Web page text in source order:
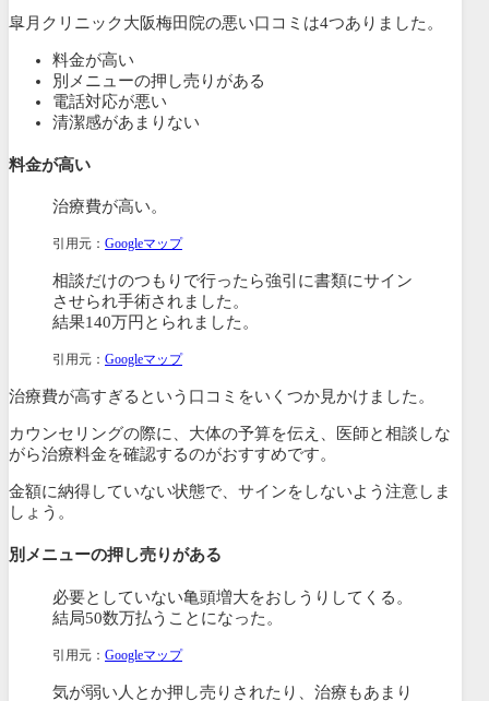
皐月クリニック大阪梅田院の悪い口コミは4つありました。
料金が高い
別メニューの押し売りがある
電話対応が悪い
清潔感があまりない
料金が高い
治療費が高い。
引用元： Googleマップ
相談だけのつもりで行ったら強引に書類にサイン
させられ手術されました。
結果140万円とられました。
引用元： Googleマップ
治療費が高すぎるという口コミをいくつか見かけました。
カウンセリングの際に、大体の予算を伝え、医師と相談しな
がら治療料金を確認するのがおすすめです。
金額に納得していない状態で、サインをしないよう注意しま
しょう。
別メニューの押し売りがある
必要としていない亀頭増大をおしうりしてくる。
結局50数万払うことになった。
引用元： Googleマップ
気が弱い人とか押し売りされたり、治療もあまり